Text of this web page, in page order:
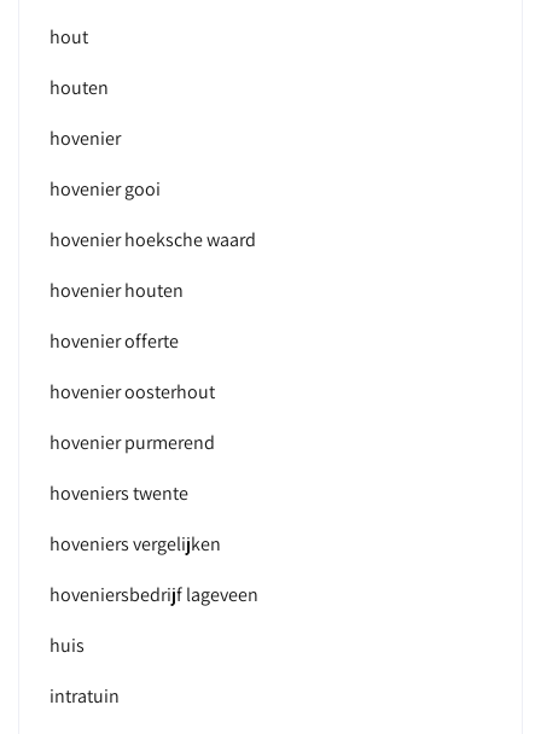
hout
houten
hovenier
hovenier gooi
hovenier hoeksche waard
hovenier houten
hovenier offerte
hovenier oosterhout
hovenier purmerend
hoveniers twente
hoveniers vergelijken
hoveniersbedrijf lageveen
huis
intratuin